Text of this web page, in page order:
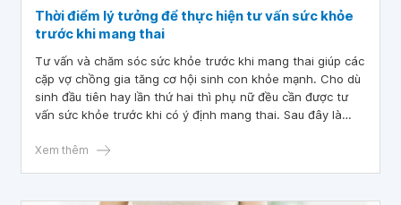
Thời điểm lý tưởng để thực hiện tư vấn sức khỏe
trước khi mang thai
Tư vấn và chăm sóc sức khỏe trước khi mang thai giúp các
cặp vợ chồng gia tăng cơ hội sinh con khỏe mạnh. Cho dù
sinh đầu tiên hay lần thứ hai thì phụ nữ đều cần được tư
vấn sức khỏe trước khi có ý định mang thai. Sau đây là
sàng cho một thai kỳ khỏe mạnh.
Xem thêm